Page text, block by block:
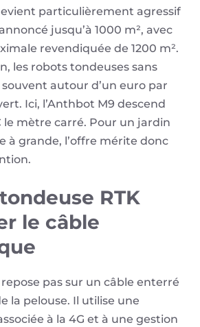
particulièrement agressif
jusqu’à 1000 m², avec
revendiquée de 1200 m².
les robots tondeuses sans
autour d’un euro par
Ici, l’Anthbot M9 descend
le mètre carré. Pour un jardin
à grande, l’offre mérite donc
RTK
le câble
pas sur un câble enterré
la pelouse. Il utilise une
à la 4G et à une gestion